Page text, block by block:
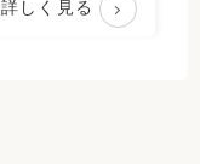
詳しく見る